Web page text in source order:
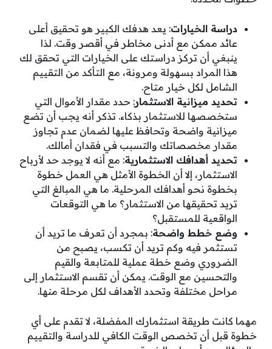
دراسة الخيارات: يعد هدفك الكبير هو تحقيق أعلى
عائد ممكن مع أدنى مخاطر في أقصر وقت. لذا
ينبغي أن تركز دراستك على الخيارات التي تحقق لك
هذا المراد بسهولة ومرونة، مع التأكد من التقييم
الشامل لكل خيار متاح.
تحديد ميزانية الاستثمار: حدد مقدار الأموال التي
ستخصصها للاستثمار بذكاء. تذكر أنه يجب أن تضع
ميزانية واضحة وتحافظ عليها لضمان عدم تجاوز
مقدار مخصصاتك والتسبب في فقدان أمالك.
تحديد أهدافك الاستثمارية: مع أنه لا يوجد حد لأرباح
الاستثمار، إلا أن الخطوة الأمثل هي العمل خطوة
بخطوة نحو أهدافك المرحلية. ما هي المبالغ التي
تريد تحقيقها من الاستثمار؟ ما هي التوقعات
الواقعية للمستقبل؟
وضع خطط واضحة: بمجرد أن تعرف ما تريد أن
تستثمر فيه وكم تريد أن تكسب، يصبح من
الضروري وضع خطة عملية للمتابعة والقيم
والتحسين مع الوقت. يمكن أن تقسم الاستثمار إلى
مراحل مختلفة وتحدد الأهداف لكل مرحلة منها.
مهما كانت طريقة استثمارك المفضلة، لا تقدم على أي
خطوة قبل أن تخصص الوقت الكافي للدراسة والتقييم